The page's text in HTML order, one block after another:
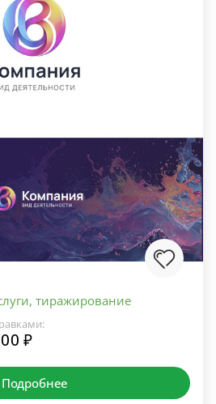
тиражирование
₽
Подробнее